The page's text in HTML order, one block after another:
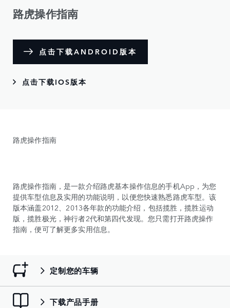
路虎操作指南
点击下载ANDROID版本
点击下载IOS版本
路虎操作指南
路虎操作指南，是一款介绍路虎基本操作信息的手机App，为您
提供车型信息及实用的功能说明，以便您快速熟悉路虎车型。该
版本涵盖2012、2013各年款的功能介绍，包括揽胜，揽胜运动
版，揽胜极光，神行者2代和第四代发现。您只需打开路虎操作
指南，便可了解更多实用信息。
定制您的车辆
下载产品手册